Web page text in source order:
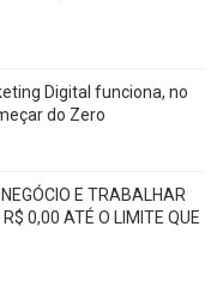
Digital funciona, no
do Zero
E TRABALHAR
0,00 ATÉ O LIMITE QUE